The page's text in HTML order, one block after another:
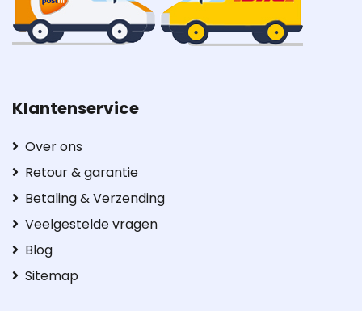
Klantenservice
Over ons
Retour & garantie
Betaling & Verzending
Veelgestelde vragen
Blog
Sitemap